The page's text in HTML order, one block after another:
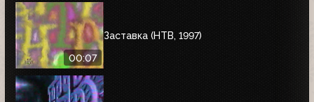
00:07
Заставка (НТВ, 1997)